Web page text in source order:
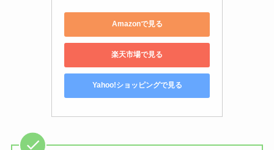
Amazonで見る
楽天市場で見る
Yahoo!ショッピングで見る